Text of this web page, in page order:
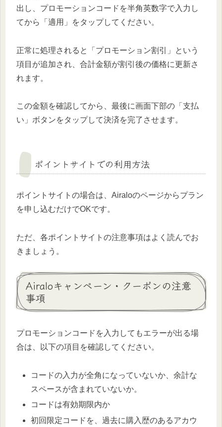
出し、プロモーションコードを半角英数字で入力し
てから「適用」をタップしてください。
正常に処理されると「プロモーション割引」という
項目が追加され、合計金額が割引後の価格に更新さ
れます。
この金額を確認してから、最後に画面下部の「支払
い」ボタンをタップして決済を完了させます。
ポイントサイトでの利用方法
ポイントサイトの場合は、Airaloのページからプラン
を申し込むだけでOKです。
ただ、各ポイントサイトの注意事項はよく読んでお
きましょう。
Airaloキャンペーン・クーポンの注意
事項
プロモーションコードを入力してもエラーが出る場
合は、以下の項目を確認してください。
コードの入力が全角になっていないか、余計な
スペースが含まれていないか。
コードは有効期限内か
初回限定コードを、過去に購入歴のあるアカウ